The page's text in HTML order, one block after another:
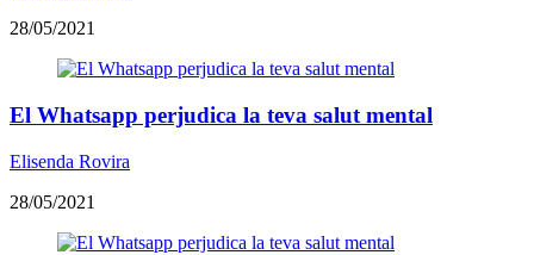
28/05/2021
El Whatsapp perjudica la teva salut mental
Elisenda Rovira
28/05/2021